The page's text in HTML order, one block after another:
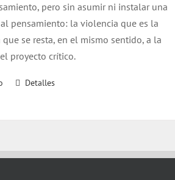
pero sin asumir ni instalar una
pensamiento: la violencia que es la
que se resta, en el mismo sentido, a la
proyecto crítico.
Detalles